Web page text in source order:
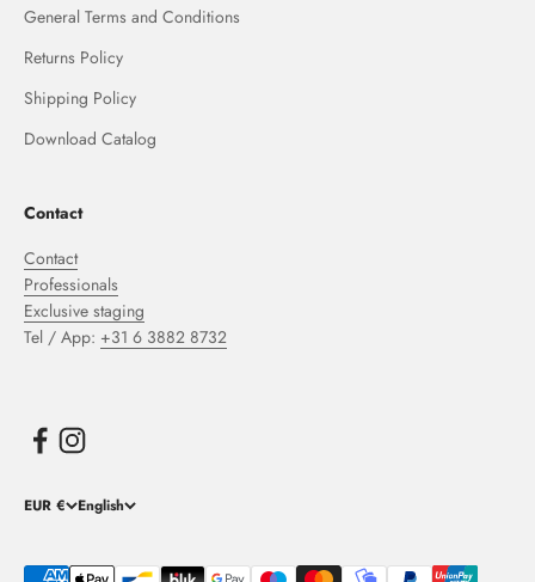
General Terms and Conditions
Returns Policy
Shipping Policy
Download Catalog
Contact
Contact
Professionals
Exclusive staging
Tel / App: +31 6 3882 8732
EUR € English